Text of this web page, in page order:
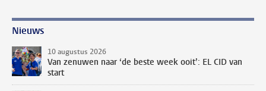
Nieuws
10 augustus 2026
Van zenuwen naar ‘de beste week ooit’: EL CID van
start